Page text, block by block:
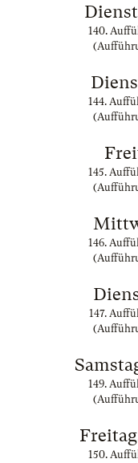
140.
144.
145.
146.
147.
149.
150.